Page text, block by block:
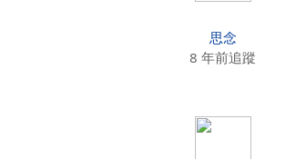
思念
8 年前追蹤